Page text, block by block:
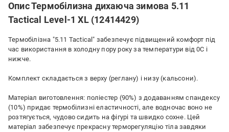
Опис Термобілизна дихаюча зимова 5.11
Tactical Level-1 XL (12414429)
Термобілізна "5.11 Tactical" забезпечує підвищений комфорт під
час використання в холодну пору року за температури від 0С і
нижче.
Комплект складається з верху (реглану) і низу (кальсони).
Матеріал виготовлення: поліестер (90%) з додаванням спандексу
(10%) придає термобілизні еластичності, але водночас воно не
розтягується, чудово сидить на фігурі та швидко сохне. Цей
матеріал забезпечує прекрасну терморегуляцію тіла завдяки